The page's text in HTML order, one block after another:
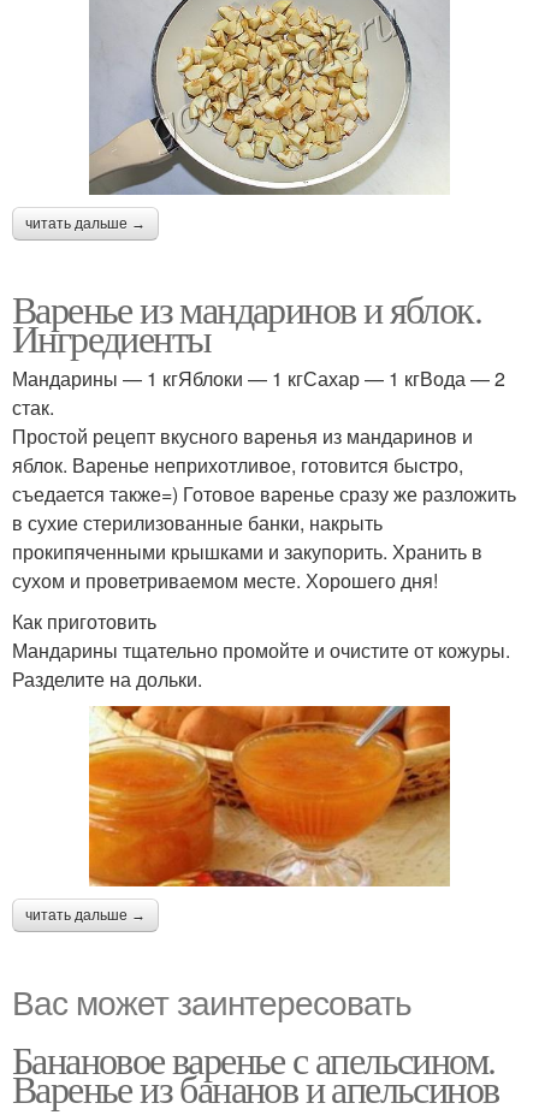
читать дальше →
Варенье из мандаринов и яблок.
Ингредиенты
Мандарины — 1 кгЯблоки — 1 кгСахар — 1 кгВода — 2
стак.
Простой рецепт вкусного варенья из мандаринов и
яблок. Варенье неприхотливое, готовится быстро,
съедается также=) Готовое варенье сразу же разложить
в сухие стерилизованные банки, накрыть
прокипяченными крышками и закупорить. Хранить в
сухом и проветриваемом месте. Хорошего дня!
Как приготовить
Мандарины тщательно промойте и очистите от кожуры.
Разделите на дольки.
читать дальше →
Вас может заинтересовать
Банановое варенье с апельсином.
Варенье из бананов и апельсинов